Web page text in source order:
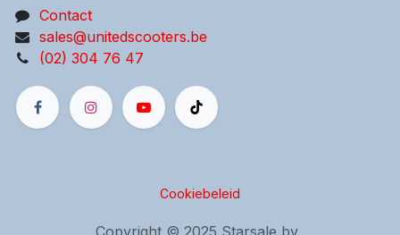
Contact
sales@unitedscooters.be
(02) 304 76 47
Cookiebeleid
Copyright © 2025 Starsale bv